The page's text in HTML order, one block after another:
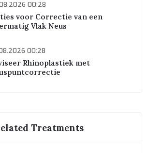
00:28
voor Correctie van een
Vlak Neus
00:28
Rhinoplastiek met
Treatments